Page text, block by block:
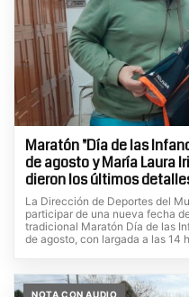
Maratón "Día de las
de agosto y María Laura
dieron los últimos
La Dirección de Deportes del
participar de una nueva fecha
tradicional Maratón Día de las
de agosto, con largada a las 14
NOTA CON AUDIO